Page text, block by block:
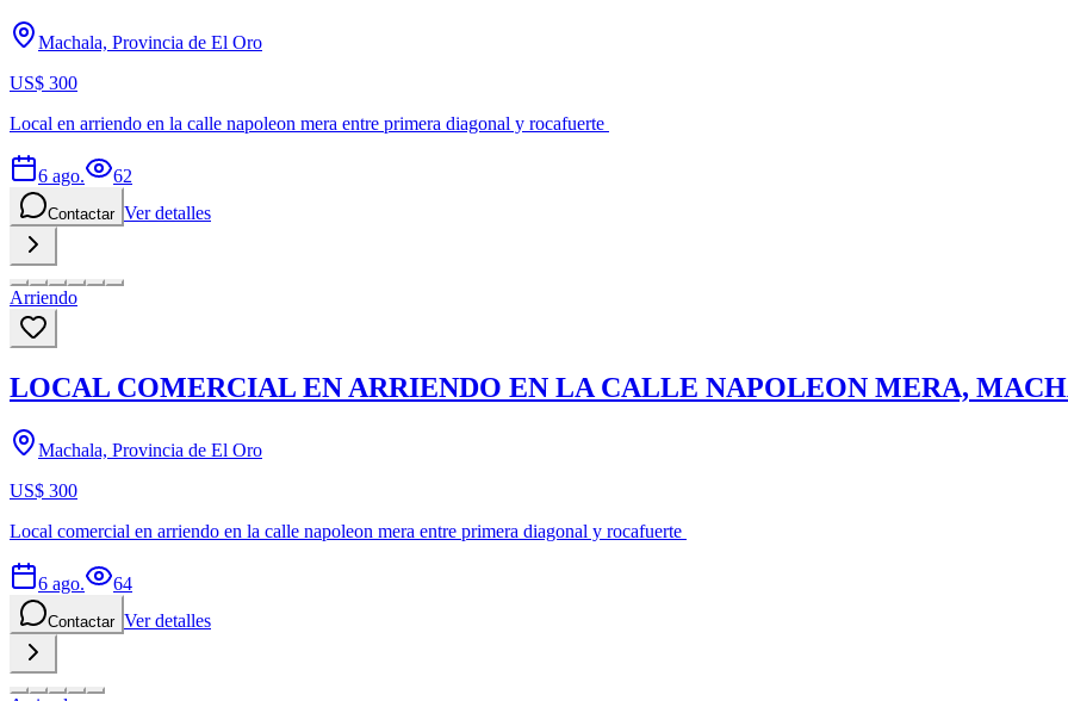
Machala, Provincia de El Oro
US$ 300
Local en arriendo en la calle napoleon mera entre primera diagonal y rocafuerte
6 ago. 62
Contactar Ver detalles
Arriendo
LOCAL COMERCIAL EN ARRIENDO EN LA CALLE NAPOLEON MERA,
Machala, Provincia de El Oro
US$ 300
Local comercial en arriendo en la calle napoleon mera entre primera diagonal y rocafuerte
6 ago. 64
Contactar Ver detalles